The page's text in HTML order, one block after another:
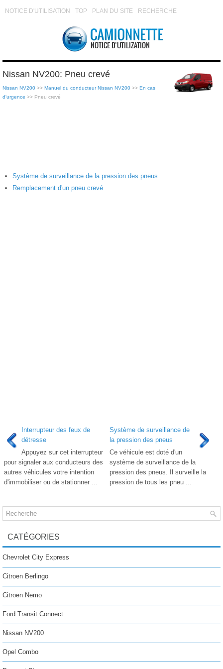
NOTICE D'UTILISATION TOP PLAN DU SITE RECHERCHE
Nissan NV200: Pneu crevé
Nissan NV200 >> Manuel du conducteur Nissan NV200 >> En cas
d'urgence >> Pneu crevé
Système de surveillance de la pression des pneus
Remplacement d'un pneu crevé
Interrupteur des feux de
détresse
Appuyez sur cet interrupteur
pour signaler aux conducteurs des
autres véhicules votre intention
d'immobiliser ou de stationner ...
Système de surveillance de
la pression des pneus
Ce véhicule est doté d'un
système de surveillance de la
pression des pneus. Il surveille la
pression de tous les pneu ...
CATÉGORIES
Chevrolet City Express
Citroen Berlingo
Citroen Nemo
Ford Transit Connect
Nissan NV200
Opel Combo